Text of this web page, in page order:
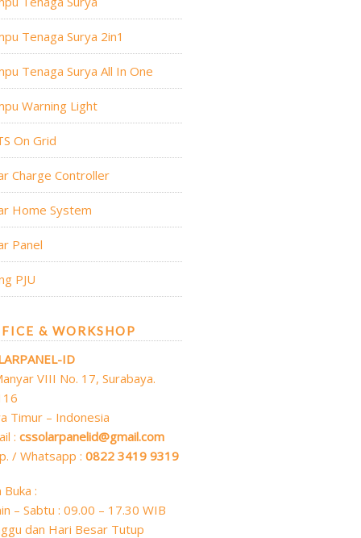
Tenaga Surya 2in1
Tenaga Surya All In One
Warning Light
On Grid
Charge Controller
Home System
Panel
PJU
& WORKSHOP
ID
VIII No. 17, Surabaya.
Timur – Indonesia
: cssolarpanelid@gmail.com
/ Whatsapp : 0822 3419 9319
Buka :
– Sabtu : 09.00 – 17.30 WIB
dan Hari Besar Tutup